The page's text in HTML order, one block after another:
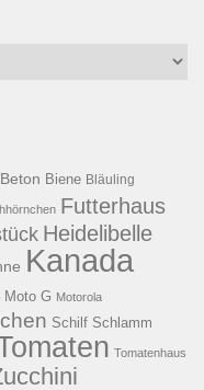
Beton Biene Bläuling
Futterhaus
Heidelibelle
Kanada
Moto G Motorola
Schilf Schlamm
Tomatenhaus